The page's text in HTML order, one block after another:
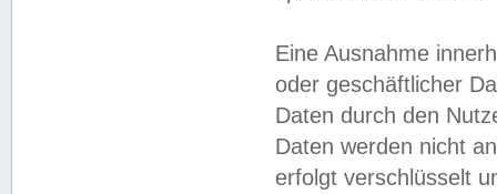
Eine Ausnahme
oder geschäftlicher
Daten durch den
Daten werden nicht
erfolgt verschlüsselt